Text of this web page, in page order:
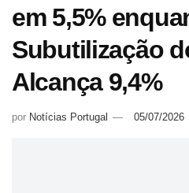
em 5,5%
Subutilização
Alcança 9,4%
por Notícias Portugal 05/07/2026